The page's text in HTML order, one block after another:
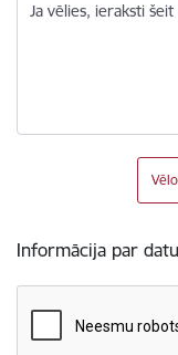
Ja vēlies, ieraksti
Informācija par